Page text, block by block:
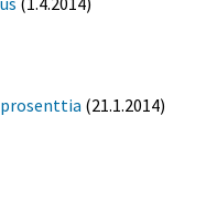
(21.1.2014)